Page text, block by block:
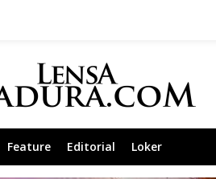
Feature Editorial Loker